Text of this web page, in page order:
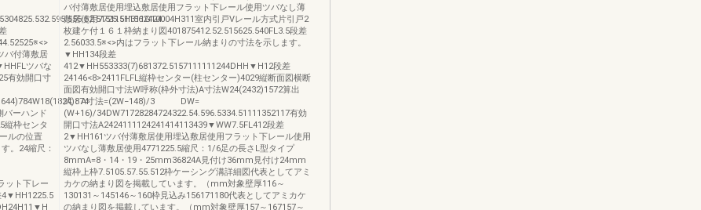
バ付薄敷居
ツバな
有効開口寸
ーハンド
縦枠センタ
ルの位置
。24縮尺：
ット下レー
4▼HH1225.5
バ付薄敷居使用埋込敷居使用フラット下レール使用ツバなし薄
敷居使用7725.5H311G10004H311室内引戸Vレール方式片引戸2
枚建ケ付１６１枠納まり図401875412.52.515625.540FL3.5段差
2.56033.5※<>内はフラット下レール納まりの寸法を示します。
▼HH134段差
412▼HH553333(7)681372.5157111111244DHH▼H12段差
24146<8>2411FLFL縦枠センター(柱センター)4029縦断面図横断
面図有効開口寸法W呼称(枠外寸法)A寸法W24(2432)1572算出
式：A寸法=(2W−148)/3 DW=
(W+16)/34DW71728284724322.54.596.5334.51111352117有効
開口寸法A2424111124241414113439▼WW7.5FL412段差
2▼HH161ツバ付薄敷居使用埋込敷居使用フラット下レール使用
ツバなし薄敷居使用4771225.5縮尺：1/6足の長さL型タイプ
8mmA=8・14・19・25mm36824A見付け36mm見付け24mm
縦枠上枠7.5105.57.55.512枠ケーシング溝詳細図代表としてアミ
カケの納まり図を掲載しています。（mm対象壁厚116～
130131～145146～160枠見込み156171180代表としてアミカケ
の納まり図を掲載しています。（mm対象壁厚157～167157～